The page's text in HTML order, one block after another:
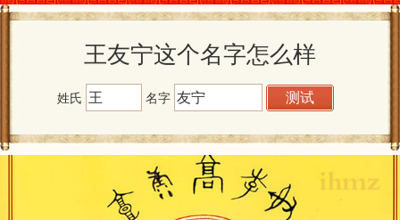
王友宁这个名字怎么样
姓氏 名字